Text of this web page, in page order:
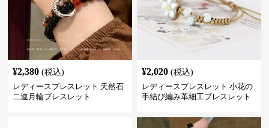
¥2,380 (税込)
レディースブレスレット 天然石
二連月輪ブレスレット
¥2,020 (税込)
レディースブレスレット 小花の
手結び編み革細工ブレスレット